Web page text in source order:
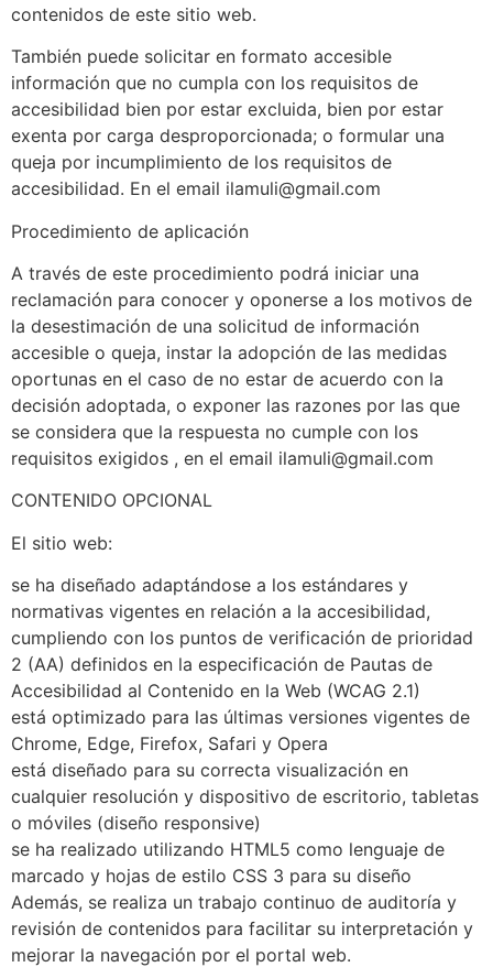
contenidos de este sitio web.
También puede solicitar en formato accesible
información que no cumpla con los requisitos de
accesibilidad bien por estar excluida, bien por estar
exenta por carga desproporcionada; o formular una
queja por incumplimiento de los requisitos de
accesibilidad. En el email ilamuli@gmail.com
Procedimiento de aplicación
A través de este procedimiento podrá iniciar una
reclamación para conocer y oponerse a los motivos de
la desestimación de una solicitud de información
accesible o queja, instar la adopción de las medidas
oportunas en el caso de no estar de acuerdo con la
decisión adoptada, o exponer las razones por las que
se considera que la respuesta no cumple con los
requisitos exigidos , en el email ilamuli@gmail.com
CONTENIDO OPCIONAL
El sitio web:
se ha diseñado adaptándose a los estándares y
normativas vigentes en relación a la accesibilidad,
cumpliendo con los puntos de verificación de prioridad
2 (AA) definidos en la especificación de Pautas de
Accesibilidad al Contenido en la Web (WCAG 2.1)
está optimizado para las últimas versiones vigentes de
Chrome, Edge, Firefox, Safari y Opera
está diseñado para su correcta visualización en
cualquier resolución y dispositivo de escritorio, tabletas
o móviles (diseño responsive)
se ha realizado utilizando HTML5 como lenguaje de
marcado y hojas de estilo CSS 3 para su diseño
Además, se realiza un trabajo continuo de auditoría y
revisión de contenidos para facilitar su interpretación y
mejorar la navegación por el portal web.